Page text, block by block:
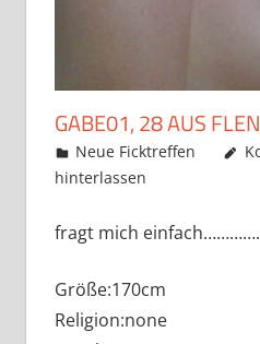
GABE01, 28 AUS
Mai 22, 2019
admino
Neue Ficktreffen
hinterlassen
fragt mich
Größe:170cm
Religion:none